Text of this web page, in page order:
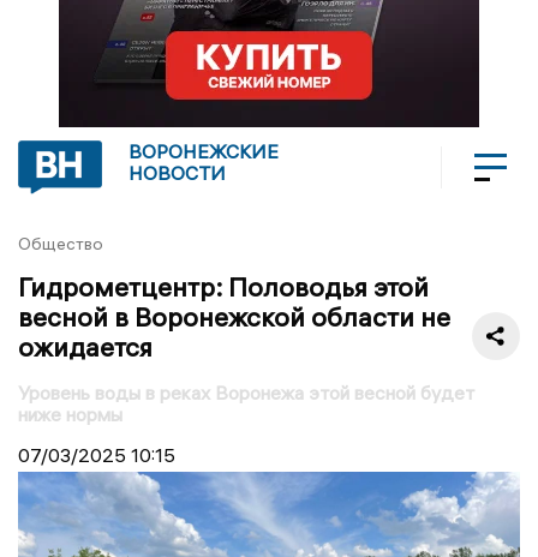
ВОРОНЕЖСКИЕ
НОВОСТИ
Общество
Гидрометцентр: Половодья этой
весной в Воронежской области не
ожидается
Уровень воды в реках Воронежа этой весной будет
ниже нормы
07/03/2025 10:15